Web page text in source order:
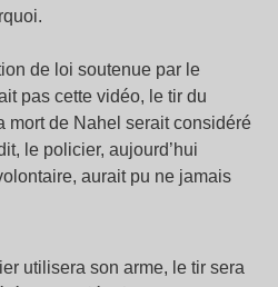
de loi soutenue par le
pas cette vidéo, le tir du
mort de Nahel serait considéré
le policier, aujourd’hui
aurait pu ne jamais
utilisera son arme, le tir sera